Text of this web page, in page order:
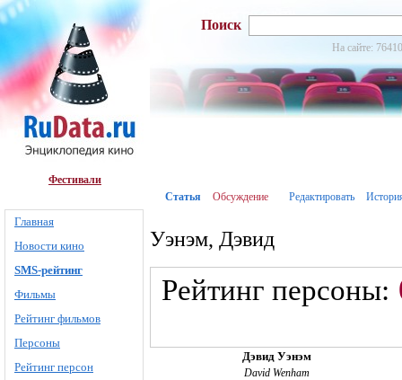
Фестивали
Главная
Новости кино
SMS-рейтинг
Фильмы
Рейтинг фильмов
Персоны
Рейтинг персон
Поиск
На сайте:
Статья Обсуждение Редактировать
Уэнэм, Дэвид
Рейтинг персоны:
Дэвид Уэнэм
David Wenham